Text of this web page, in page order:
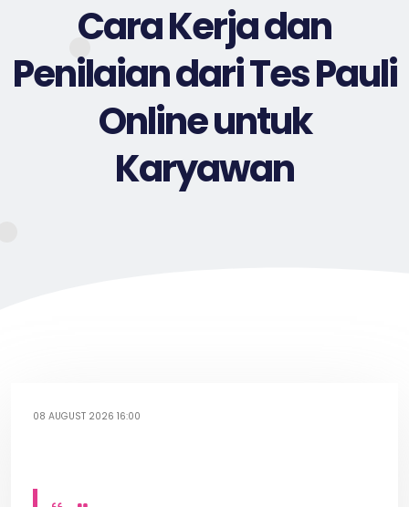
Cara Kerja dan
Penilaian dari Tes Pauli
Online untuk
Karyawan
08 AUGUST 2026 16:00